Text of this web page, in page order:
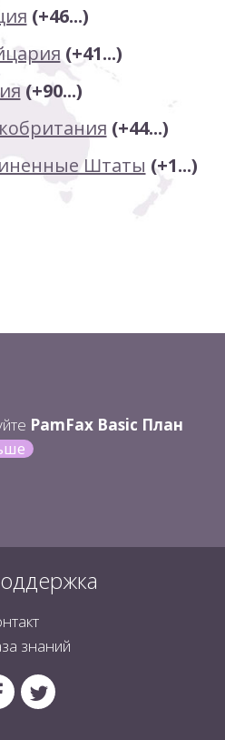
(+46...)
(+41...)
(+90...)
(+44...)
Штаты (+1...)
PamFax Basic План
знаний